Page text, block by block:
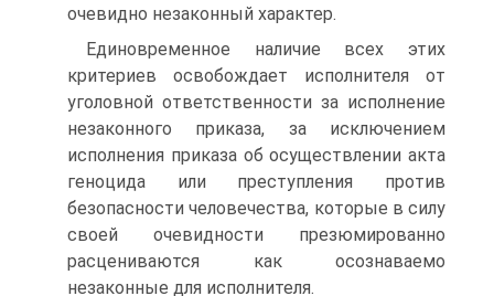
очевидно незаконный характер.
Единовременное наличие всех этих
критериев освобождает исполнителя от
уголовной ответственности за исполнение
незаконного приказа, за исключением
исполнения приказа об осуществлении акта
геноцида или преступления против
безопасности человечества, которые в силу
своей очевидности презюмированно
расцениваются как осознаваемо
незаконные для исполнителя.